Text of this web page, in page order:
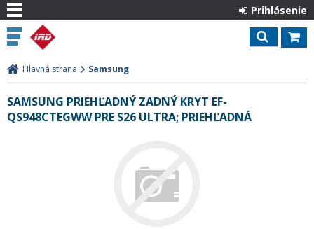
Prihlásenie
Hlavná strana Samsung
SAMSUNG PRIEHĽADNÝ ZADNÝ KRYT EF-
QS948CTEGWW PRE S26 ULTRA; PRIEHĽADNÁ